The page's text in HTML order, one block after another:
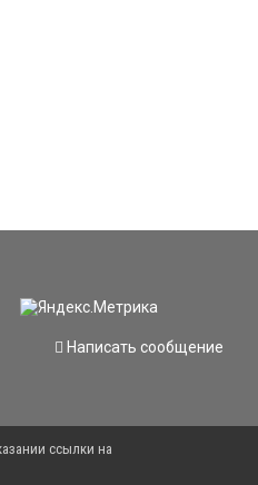
Написать сообщение
ссылки на